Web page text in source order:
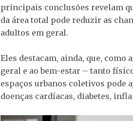
principais conclusões revelam
da área total pode reduzir as
adultos em geral.
Eles destacam, ainda, que,
geral e ao bem-estar – tanto
espaços urbanos coletivos pode
doenças cardíacas, diabetes,